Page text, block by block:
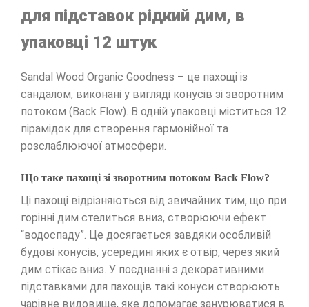
для підставок рідкий дим, в
упаковці 12 штук
Sandal Wood Organic Goodness – це пахощі із
сандалом, виконані у вигляді конусів зі зворотним
потоком (Back Flow). В одній упаковці міститься 12
пірамідок для створення гармонійної та
розслаблюючої атмосфери.
Що таке пахощі зі зворотним потоком Back Flow?
Ці пахощі відрізняються від звичайних тим, що при
горінні дим стелиться вниз, створюючи ефект
“водоспаду”. Це досягається завдяки особливій
будові конусів, усередині яких є отвір, через який
дим стікає вниз. У поєднанні з декоративними
підставками для пахощів такі конуси створюють
чарівне видовище, яке допомагає занурюватися в